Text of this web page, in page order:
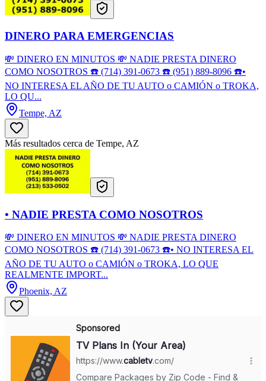
DINERO PARA EMERGENCIAS
💸 DINERO EN MINUTOS 💸 NADIE PRESTA DINERO
COMO NOSOTROS ☎️ (714) 391-0673 ☎️ (951) 889-8096 ☎️•
NO INTERESA EL AÑO DE TU AUTO o CAMIÓN o TROKA,
LO QU...
Tempe, AZ
Más resultados cerca de Tempe, AZ
• NADIE PRESTA COMO NOSOTROS
💸 DINERO EN MINUTOS 💸 NADIE PRESTA DINERO
COMO NOSOTROS ☎️ (714) 391-0673 ☎️• NO INTERESA EL
AÑO DE TU AUTO o CAMIÓN o TROKA, LO QUE
REALMENTE IMPORT...
Phoenix, AZ